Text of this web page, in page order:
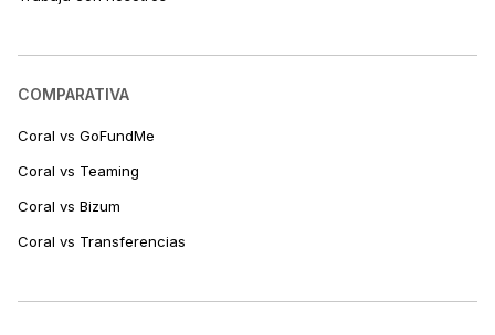
COMPARATIVA
Coral vs GoFundMe
Coral vs Teaming
Coral vs Bizum
Coral vs Transferencias